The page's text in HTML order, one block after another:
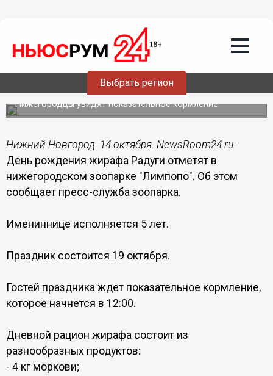
Выбрать регион
14.10.201914:51
День рождения жирафа Радуги
отметят в "Лимпопо"
Нижегородцы увидят показательное кормление.
Нижний Новгород. 14 октября. NewsRoom24.ru -
День рождения жирафа Радуги отметят в
нижегородском зоопарке "Лимпопо". Об этом
сообщает пресс-служба зоопарка.
Имениннице исполняется 5 лет.
Праздник состоится 19 октября.
Гостей праздника ждет показательное кормление,
которое начнется в 12:00.
Дневной рацион жирафа состоит из
разнообразных продуктов:
- 4 кг моркови;